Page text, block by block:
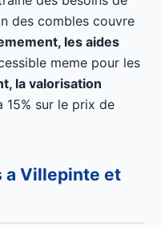
des combles couvre
les aides
meme pour les
la valorisation
15% sur le prix de
a Villepinte et